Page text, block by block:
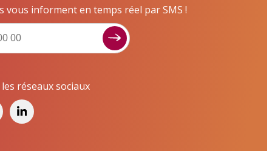
vous informent en temps réel par SMS !
réseaux sociaux
Signaler un dysfonctionnement ?
Cliquez ici pour interagir avec les services de
votre ville !